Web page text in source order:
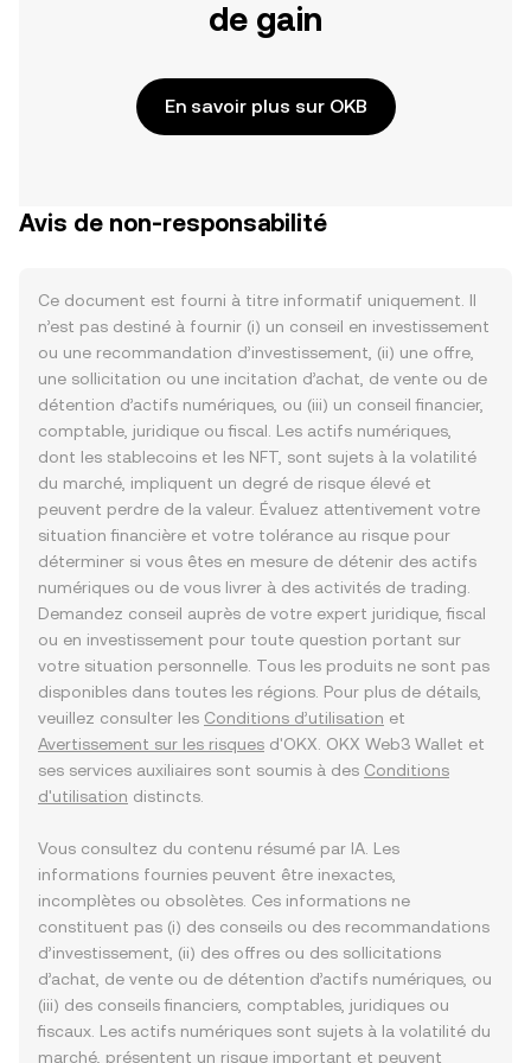
de gain
En savoir plus sur OKB
Avis de non-responsabilité
Ce document est fourni à titre informatif uniquement. Il
n’est pas destiné à fournir (i) un conseil en investissement
ou une recommandation d’investissement, (ii) une offre,
une sollicitation ou une incitation d’achat, de vente ou de
détention d’actifs numériques, ou (iii) un conseil financier,
comptable, juridique ou fiscal. Les actifs numériques,
dont les stablecoins et les NFT, sont sujets à la volatilité
du marché, impliquent un degré de risque élevé et
peuvent perdre de la valeur. Évaluez attentivement votre
situation financière et votre tolérance au risque pour
déterminer si vous êtes en mesure de détenir des actifs
numériques ou de vous livrer à des activités de trading.
Demandez conseil auprès de votre expert juridique, fiscal
ou en investissement pour toute question portant sur
votre situation personnelle. Tous les produits ne sont pas
disponibles dans toutes les régions. Pour plus de détails,
veuillez consulter les Conditions d’utilisation et
Avertissement sur les risques d'OKX. OKX Web3 Wallet et
ses services auxiliaires sont soumis à des Conditions
d'utilisation distincts.
Vous consultez du contenu résumé par IA. Les
informations fournies peuvent être inexactes,
incomplètes ou obsolètes. Ces informations ne
constituent pas (i) des conseils ou des recommandations
d’investissement, (ii) des offres ou des sollicitations
d’achat, de vente ou de détention d’actifs numériques, ou
(iii) des conseils financiers, comptables, juridiques ou
fiscaux. Les actifs numériques sont sujets à la volatilité du
marché, présentent un risque important et peuvent